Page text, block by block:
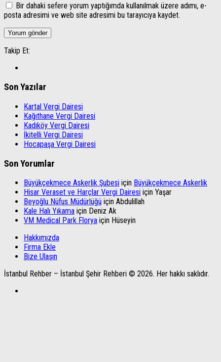
Bir dahaki sefere yorum yaptığımda kullanılmak üzere adımı, e-
posta adresimi ve web site adresimi bu tarayıcıya kaydet.
Takip Et:
Son Yazılar
Kartal Vergi Dairesi
Kağıthane Vergi Dairesi
Kadıköy Vergi Dairesi
İkitelli Vergi Dairesi
Hocapaşa Vergi Dairesi
Son Yorumlar
Büyükçekmece Askerlik Şubesi için Büyükçekmece Askerlik
Hisar Veraset ve Harçlar Vergi Dairesi için Yaşar
Beyoğlu Nüfus Müdürlüğü için Abdulillah
Kale Halı Yıkama için Deniz Ak
VM Medical Park Florya için Hüseyin
Hakkımızda
Firma Ekle
Bize Ulaşın
İstanbul Rehber – İstanbul Şehir Rehberi © 2026. Her hakkı saklıdır.